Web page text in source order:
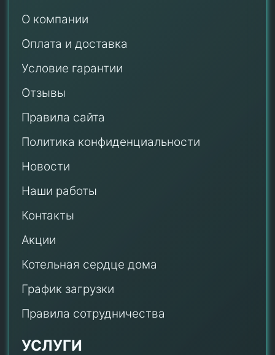
О компании
Оплата и доставка
Условие гарантии
Отзывы
Правила сайта
Политика конфиденциальности
Новости
Наши работы
Контакты
Акции
Котельная сердце дома
График загрузки
Правила сотрудничества
УСЛУГИ